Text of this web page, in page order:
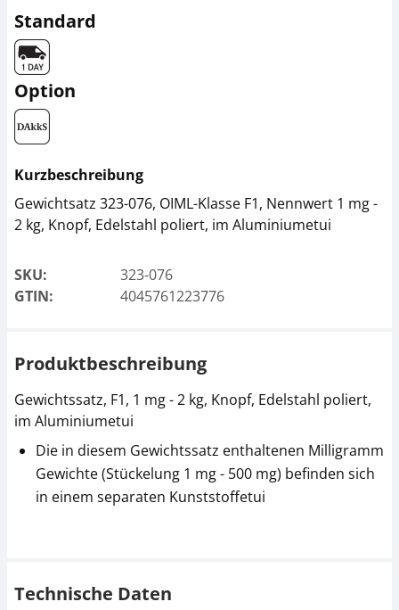
Standard
Option
Kurzbeschreibung
Gewichtsatz 323-076, OIML-Klasse F1, Nennwert 1 mg -
2 kg, Knopf, Edelstahl poliert, im Aluminiumetui
SKU:
323-076
GTIN:
4045761223776
Produktbeschreibung
Gewichtssatz, F1, 1 mg - 2 kg, Knopf, Edelstahl poliert,
im Aluminiumetui
Die in diesem Gewichtssatz enthaltenen Milligramm
Gewichte (Stückelung 1 mg - 500 mg) befinden sich
in einem separaten Kunststoffetui
Technische Daten